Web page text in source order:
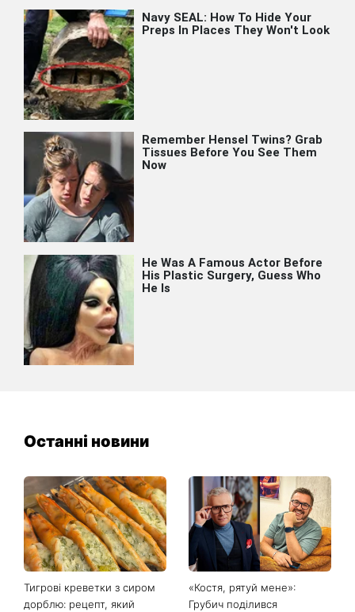
Останні новини
Тигрові креветки з сиром
дорблю: рецепт, який
«Костя, рятуй мене»:
Грубич поділився